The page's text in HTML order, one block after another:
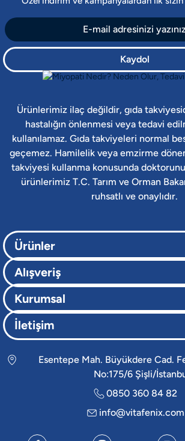
Kaydol
Ürünlerimiz ilaç değildir, gıda
hastalığın önlenmesi veya tedavi
kullanılamaz. Gıda takviyeleri normal
geçemez. Hamilelik veya emzirme
takviyesi kullanma konusunda
ürünlerimiz T.C. Tarım ve Orman
ruhsatlı ve onaylıdır.
Ürünler
Alışveriş
Kurumsal
İletişim
Esentepe Mah. Büyükdere Cad.
No:175/6 Şişli/
0850 360 84 82
info@vitafenix.com